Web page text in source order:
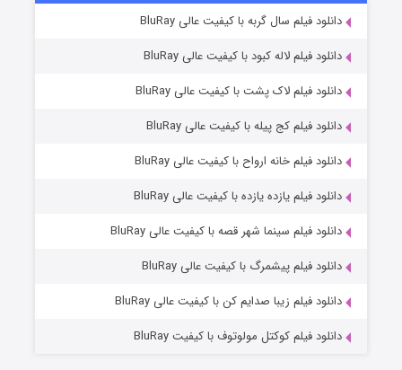
قسمت۲ (زیرنویس) منتشر شد دانلود فیلم سال گربه با کیفیت عالی BluRay
دانلود فیلم لاله کبود با کیفیت عالی BluRay
دانلود فیلم لاک پشت با کیفیت عالی BluRay
دانلود فیلم کج‌ پیله با کیفیت عالی BluRay
دانلود فیلم خانه ارواح با کیفیت عالی BluRay
دانلود فیلم یازده یازده با کیفیت عالی BluRay
دانلود فیلم سینما شهر قصه با کیفیت عالی BluRay
دانلود فیلم پیشمرگ با کیفیت عالی BluRay
دانلود فیلم زیبا صدایم کن با کیفیت عالی BluRay
دانلود فیلم کوکتل مولوتوف با کیفیت BluRay